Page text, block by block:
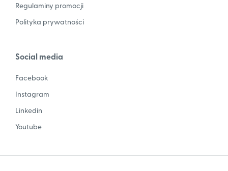
Regulaminy promocji
Polityka prywatności
Social media
Facebook
Instagram
Linkedin
Youtube